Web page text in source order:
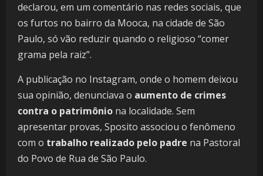
declarou, em um comentário nas redes sociais, que
os furtos no bairro da Mooca, na cidade de São
Paulo, só vão reduzir quando o religioso “comer
grama pela raiz”.
A publicação no Instagram, onde o homem deixou
sua opinião, denunciava o aumento de crimes
contra o patrimônio na localidade. Sem
apresentar provas, Sposito associou o fenômeno
com o trabalho realizado pelo padre na Pastoral
do Povo de Rua de São Paulo.